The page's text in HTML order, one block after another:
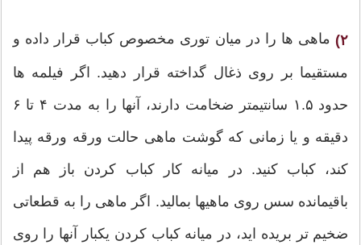
۲) ماهی ها را در میان توری مخصوص کباب قرار داده و
مستقیما بر روی ذغال گداخته قرار دهید. اگر فیلمه ها
حدود ۱.۵ سانتیمتر ضخامت دارند، آنها را به مدت ۴ تا ۶
دقیقه و یا زمانی که گوشت ماهی حالت ورقه ورقه پیدا
کند، کباب کنید. در میانه کار کباب کردن باز هم از
باقیمانده سس روی ماهیها بمالید. اگر ماهی را به قطعاتی
ضخیم تر بریده اید، در میانه کباب کردن یکبار آنها را روی